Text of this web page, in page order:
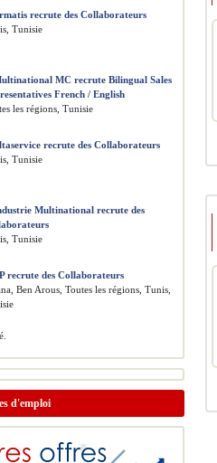
recrute des Collaborateurs
Tunisie
MC recrute Bilingual Sales
French / English
les régions, Tunisie
recrute des Collaborateurs
Tunisie
Multinational recrute des
Tunisie
recrute des Collaborateurs
Ben Arous, Toutes les régions, Tunis,
d'emploi